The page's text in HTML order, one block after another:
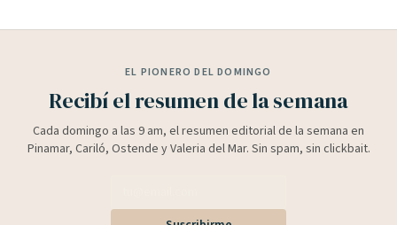
EL PIONERO DEL DOMINGO
Recibí el resumen de la semana
Cada domingo a las 9 am, el resumen editorial de la semana en
Pinamar, Cariló, Ostende y Valeria del Mar. Sin spam, sin clickbait.